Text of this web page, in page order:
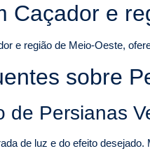
Caçador e
e região de Meio-Oeste,
sobre
de Persianas
de luz e do efeito